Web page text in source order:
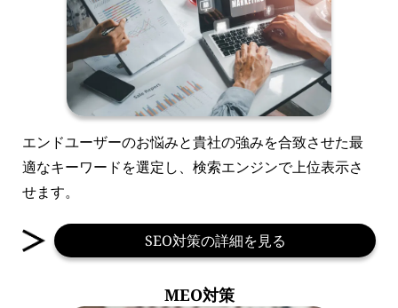
エンドユーザーのお悩みと貴社の強みを合致させた最
適なキーワードを選定し、検索エンジンで上位表示さ
せます。
SEO対策の詳細を見る
MEO対策